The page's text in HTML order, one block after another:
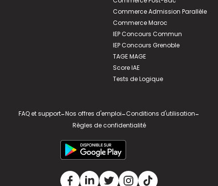
Commerce Admission Parallèle
Commerce Maroc
IEP Concours Commun
IEP Concours Grenoble
TAGE MAGE
Score IAE
Tests de Logique
FAQ et support-Nos offres d'emploi-Conditions d'utilisation-
Règles de confidentialité